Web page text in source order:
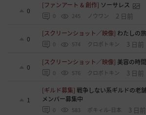
0
[ファンアート & 創作] ソーサレス
0 245 ノウワン 2 日前
0
[スクリーンショット／映像] わたしの
0 574 クロポトキン 3 日前
0
[スクリーンショット／映像] 美容の時間
0 576 クロポトキン 3 日前
1
[ギルド募集]戦争しない系ギルドの老
メンバー募集中
0 583 ポキィル-日本 3 日前